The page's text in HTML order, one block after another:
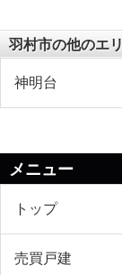
羽村市の他のエ
神明台
メニュー
トップ
売買戸建